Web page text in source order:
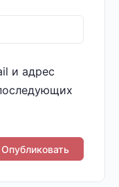
и адрес